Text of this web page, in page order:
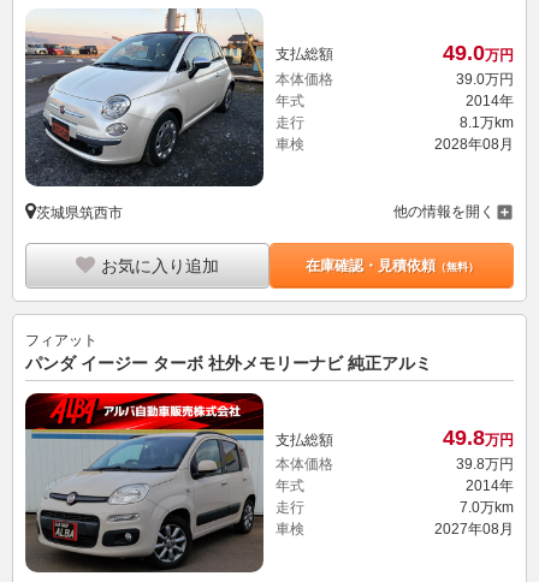
支払総額 49.0万円
本体価格
39. 0万円
年式
2014年
走行
8.1万km
車検
2028年08月
茨城県筑西市 他の情報を開く
お気に入り追加 在庫確認・見積依頼（無料）
フィアット
パンダ イージー ターボ 社外メモリーナビ 純正アルミ
支払総額 49.8万円
本体価格
39.8万円
年式
2014年
走行
7.0万km
車検
2027年08月